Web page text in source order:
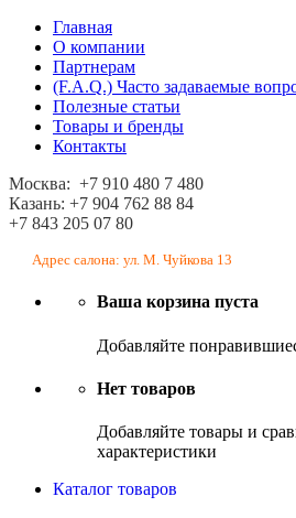
Главная
О компании
Партнерам
(F.A.Q.) Часто задаваемые
Полезные статьи
Товары и бренды
Контакты
Москва: +7 910 480 7 480
Казань: +7 904 762 88 84
+7 843 205 07 80
Адрес салона: ул. М. Чуйкова 13
Ваша корзина пуста
Добавляйте
Нет товаров
Добавляйте товары и
характеристики
Каталог товаров